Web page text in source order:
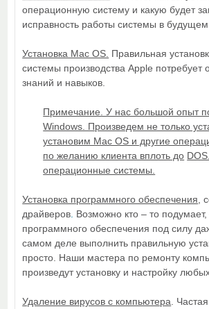
операционную систему и какую будет
исправность работы системы в будущем.
Установка Mac OS. Правильная
системы производства Apple потребует
знаний и навыков.
Примечание. У нас большой опыт
Windows. Произведем не только
установим Mac OS и другие
по желанию клиента вплоть до
операционные системы.
Установка программного обеспечения ,
драйверов Возможно кто – то подумает,
программного обеспечения под силу
самом деле выполнить правильную
просто. Наши мастера по ремонту
произведут установку и настройку
Удаление вирусов с компьютера .